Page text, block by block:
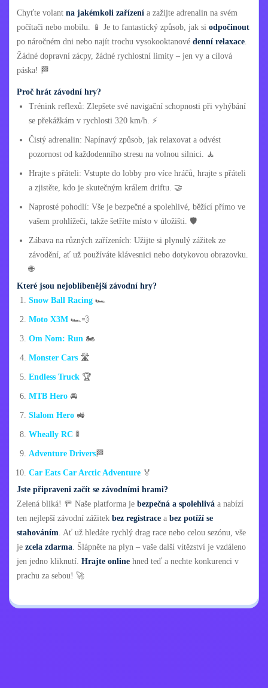
Chyťte volant na jakémkoli zařízení a zažijte adrenalin na svém
počítači nebo mobilu. 📱 Je to fantastický způsob, jak si odpočinout
po náročném dni nebo najít trochu vysokooktanové denní relaxace.
Žádné dopravní zácpy, žádné rychlostní limity – jen vy a cílová
páska! 🏁
Proč hrát závodní hry?
Trénink reflexů: Zlepšete své navigační schopnosti při vyhýbání
se překážkám v rychlosti 320 km/h. ⚡
Čistý adrenalin: Napínavý způsob, jak relaxovat a odvést
pozornost od každodenního stresu na volnou silnici. 🧘
Hrajte s přáteli: Vstupte do lobby pro více hráčů, hrajte s přáteli
a zjistěte, kdo je skutečným králem driftu. 🤝
Naprosté pohodlí: Vše je bezpečné a spolehlivé, běžící přímo ve
vašem prohlížeči, takže šetříte místo v úložišti. 🛡️
Zábava na různých zařízeních: Užijte si plynulý zážitek ze
závodění, ať už používáte klávesnici nebo dotykovou obrazovku.
🌐
Které jsou nejoblíbenější závodní hry?
Snow Ball Racing 🏎️
Moto X3M 🏎️💨
Om Nom: Run 🏍️
Monster Cars 🛣️
Endless Truck 🏆
MTB Hero 🚘
Slalom Hero 🚜
Wheally RC 🚦
Adventure Drivers🏁
Car Eats Car Arctic Adventure 🏅
Jste připraveni začít se závodními hrami?
Zelená bliká! 🚥 Naše platforma je bezpečná a spolehlivá a nabízí
ten nejlepší závodní zážitek bez registrace a bez potíží se
stahováním. Ať už hledáte rychlý drag race nebo celou sezónu, vše
je zcela zdarma. Šlápněte na plyn – vaše další vítězství je vzdáleno
jen jedno kliknutí. Hrajte online hned teď a nechte konkurenci v
prachu za sebou! 🚀